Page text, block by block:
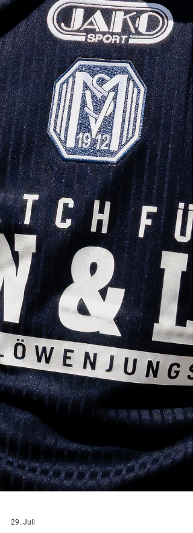
folgendes Statement: „Die 3. Liga hat sich in
den vergangenen Jahren zu einem
herausragenden Erfolgsmodell im deutschen
Profifußball entwickelt. Sie genießt national
international hohe Anerkennung und hat sich
als wichtige Entwicklungsplattform für Talente
etabliert. Mit ihrer s